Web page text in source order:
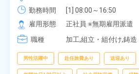
勤務時間
[1] 08:00～16:50
[2] 06:25～15:10
[3] 17:05～01:50
雇用形態
正社員 ※無期雇用派遣
職種
加工,組立・組付け,鋳造
男性活躍中 赴任旅費あり 送迎あり